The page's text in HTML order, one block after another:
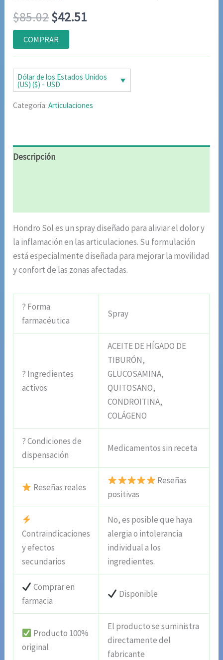
con4.75de
5 en base
a
valoraciones
de clientes
$85.02El
precio
original
era:
$85.02.
$42.51
actual
es:
$42.51.
COMPRAR
Dólar de los Estados Unidos
(US) ($) - USD
Categoría:Articulaciones
Descripción
Hondro Sol es un spray diseñado para aliviar el dolor y
la inflamación en las articulaciones. Su formulación
está especialmente diseñada para mejorar la movilidad
y confort de las zonas afectadas.
? Forma
farmacéutica
Spray
? Ingredientes
activos
ACEITE DE HÍGADO DE
TIBURÓN,
GLUCOSAMINA,
QUITOSANO,
CONDROITINA,
COLÁGENO
? Condiciones de
dispensación
Medicamentos sin receta
Reseñas reales
Reseñas
positivas
Contraindicaciones
y efectos
secundarios
No, es posible que haya
alergia o intolerancia
individual a los
ingredientes.
Comprar en
farmacia
Disponible
Producto 100%
original
El producto se suministra
directamente del
fabricante